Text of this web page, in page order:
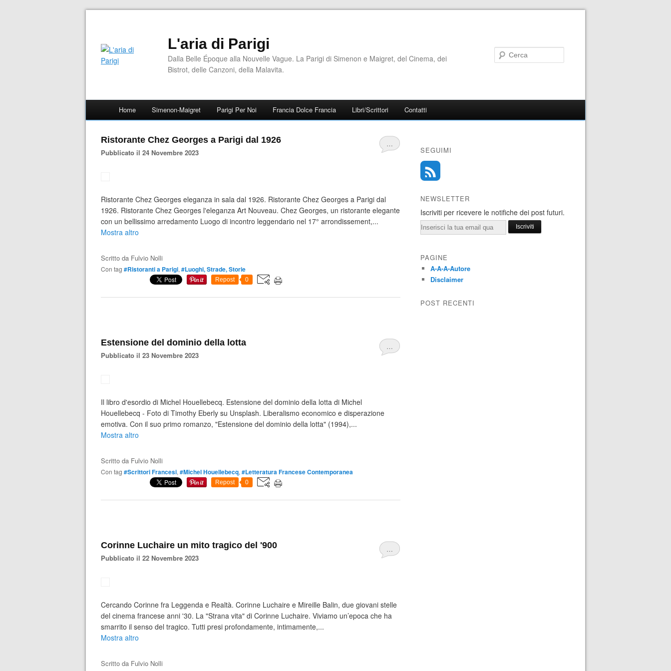
L'aria di Parigi
Dalla Belle Époque alla Nouvelle Vague. La Parigi di Simenon e Maigret, del Cinema, dei
Bistrot, delle Canzoni, della Malavita.
Home Simenon-Maigret Parigi Per Noi Francia Dolce Francia Libri/Scrittori Contatti
…
Ristorante Chez Georges a Parigi dal 1926
Pubblicato il 24 Novembre 2023
Ristorante Chez Georges eleganza in sala dal 1926. Ristorante Chez Georges a Parigi dal
1926. Ristorante Chez Georges l'eleganza Art Nouveau. Chez Georges, un ristorante elegante
con un bellissimo arredamento Luogo di incontro leggendario nel 17° arrondissement,...
Mostra altro
Scritto da Fulvio Nolli
Con tag #Ristoranti a Parigi, #Luoghi, Strade, Storie
Repost 0
…
Estensione del dominio della lotta
Pubblicato il 23 Novembre 2023
Il libro d'esordio di Michel Houellebecq. Estensione del dominio della lotta di Michel
Houellebecq - Foto di Timothy Eberly su Unsplash. Liberalismo economico e disperazione
emotiva. Con il suo primo romanzo, "Estensione del dominio della lotta" (1994),...
Mostra altro
Scritto da Fulvio Nolli
Con tag #Scrittori Francesi, #Michel Houellebecq, #Letteratura Francese Contemporanea
Repost 0
…
Corinne Luchaire un mito tragico del '900
Pubblicato il 22 Novembre 2023
Cercando Corinne fra Leggenda e Realtà. Corinne Luchaire e Mireille Balin, due giovani stelle
del cinema francese anni '30. La "Strana vita" di Corinne Luchaire. Viviamo un’epoca che ha
smarrito il senso del tragico. Tutti presi profondamente, intimamente,...
Mostra altro
Scritto da Fulvio Nolli
SEGUIMI
NEWSLETTER
Iscriviti per ricevere le notifiche dei post futuri.
Email
PAGINE
A-A-A-Autore
Disclaimer
POST RECENTI